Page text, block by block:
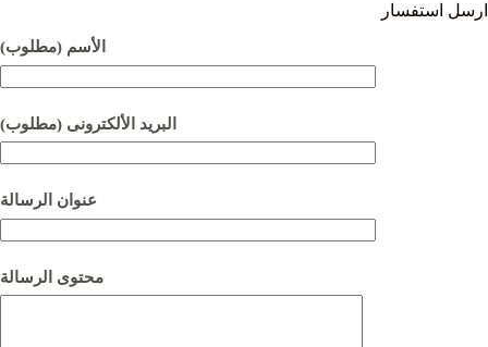
ارسل استفسار
الأسم (مطلوب)
البريد الألكترونى (مطلوب)
عنوان الرسالة
محتوى الرسالة